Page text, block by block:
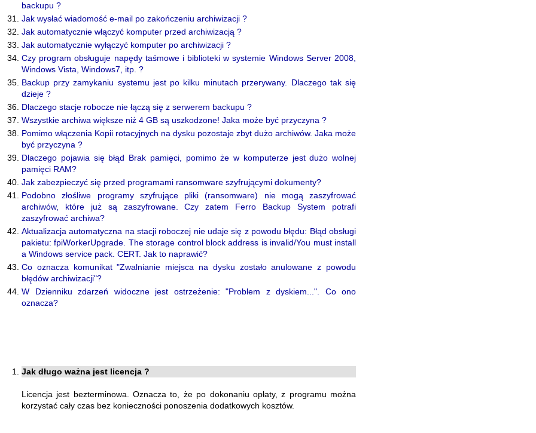
backupu ?
Jak wysłać wiadomość e-mail po zakończeniu archiwizacji ?
Jak automatycznie włączyć komputer przed archiwizacją ?
Jak automatycznie wyłączyć komputer po archiwizacji ?
Czy program obsługuje napędy taśmowe i biblioteki w systemie Windows Server 2008,
Windows Vista, Windows7, itp. ?
Backup przy zamykaniu systemu jest po kilku minutach przerywany. Dlaczego tak się
dzieje ?
Dlaczego stacje robocze nie łączą się z serwerem backupu ?
Wszystkie archiwa większe niż 4 GB są uszkodzone! Jaka może być przyczyna ?
Pomimo włączenia Kopii rotacyjnych na dysku pozostaje zbyt dużo archiwów. Jaka może
być przyczyna ?
Dlaczego pojawia się błąd Brak pamięci, pomimo że w komputerze jest dużo wolnej
pamięci RAM?
Jak zabezpieczyć się przed programami ransomware szyfrującymi dokumenty?
Podobno złośliwe programy szyfrujące pliki (ransomware) nie mogą zaszyfrować
archiwów, które już są zaszyfrowane. Czy zatem Ferro Backup System potrafi
zaszyfrować archiwa?
Aktualizacja automatyczna na stacji roboczej nie udaje się z powodu błędu: Błąd obsługi
pakietu: fpiWorkerUpgrade. The storage control block address is invalid/You must install
a Windows service pack. CERT. Jak to naprawić?
Co oznacza komunikat "Zwalnianie miejsca na dysku zostało anulowane z powodu
błędów archiwizacji"?
W Dzienniku zdarzeń widoczne jest ostrzeżenie: "Problem z dyskiem...". Co ono
oznacza?
Jak długo ważna jest licencja ?
Licencja jest bezterminowa. Oznacza to, że po dokonaniu opłaty, z programu można
korzystać cały czas bez konieczności ponoszenia dodatkowych kosztów.